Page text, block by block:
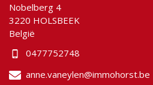
Nobelberg 4
3220 HOLSBEEK
België
0477752748
anne.vaneylen@immohorst.be